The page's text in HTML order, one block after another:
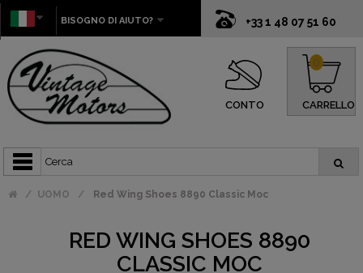
+33 1 48 07 51 60
BISOGNO DI AIUTO?
CONTO CARRELLO
0
UOMO Red Wing Shoes 8890 Classic Moc
RED WING SHOES 8890
CLASSIC MOC